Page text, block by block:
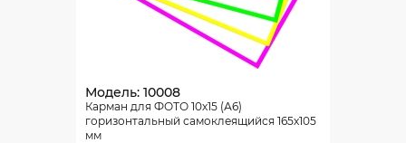
Модель: 10008
Карман для ФОТО 10х15 (А6)
горизонтальный самоклеящийся 165х105
мм